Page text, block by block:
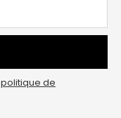
politique de